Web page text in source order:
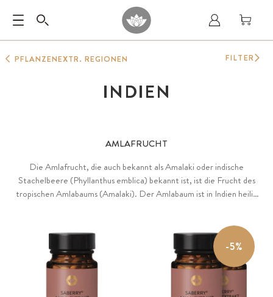
PFLANZENEXTR. REGIONEN
INDIEN
AMLAFRUCHT
Die Amlafrucht, die auch bekannt als Amalaki oder indische
Stachelbeere (Phyllanthus emblica) bekannt ist, ist die Frucht des
tropischen Amlabaums (Amalaki). Der Amlabaum ist in Indien heilig
Unsterblichekeitselixier der Götter, entstanden. Reiner
Amlafrucht-Extrakt als patentierter Rohstoff Sarberry®
mit 10% ß-
glucogallin, gewonnen mittels Wasserextraktion. Mit natürlichem
Füllstoff Akazienfaser aus nachhaltigem Anbau, vegan.
-5%
FILTER